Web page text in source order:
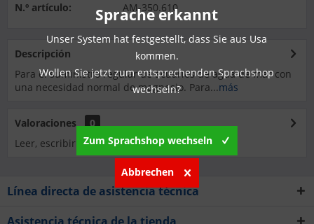
N.º artículo: AM-350.610
Descripción
Para el suministro regular de acuarios de agua de mar con
una necesidad normal de magnesio. Para...más
Valoraciones
0
Leer, escribir y debatir reseñas...más
Línea directa de asistencia técnica
Sprache erkannt
Unser System hat festgestellt, dass Sie aus Usa
kommen.
Wollen Sie jetzt zum entsprechenden Sprachshop
wechseln?
Zum Sprachshop wechseln
Abbrechen